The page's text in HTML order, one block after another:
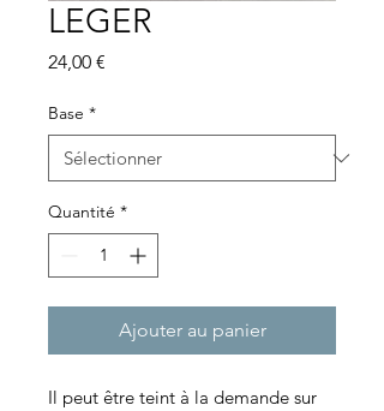
LEGER
24,00 €
Base *
Quantité *
Ajouter au panier
Il peut être teint à la demande sur